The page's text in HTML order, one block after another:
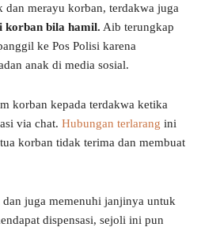
dan merayu korban, terdakwa juga
korban bila hamil. Aib terungkap
ke Pos Polisi karena
anak di media sosial.
korban kepada terdakwa ketika
via chat. Hubungan terlarang ini
korban tidak terima dan membuat
juga memenuhi janjinya untuk
dispensasi, sejoli ini pun